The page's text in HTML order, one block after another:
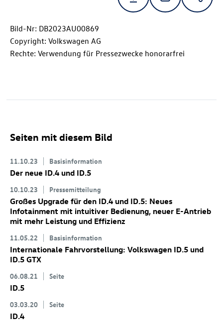
Bild-Nr: DB2023AU00869
Copyright: Volkswagen AG
Rechte: Verwendung für Pressezwecke honorarfrei
Seiten mit diesem Bild
11.10.23 Basisinformation
Der neue ID.4 und ID.5
10.10.23 Pressemitteilung
Großes Upgrade für den ID.4 und ID.5: Neues
Infotainment mit intuitiver Bedienung, neuer E-Antrieb
mit mehr Leistung und Effizienz
11.05.22 Basisinformation
Internationale Fahrvorstellung: Volkswagen ID.5 und
ID.5 GTX
06.08.21 Seite
ID.5
03.03.20 Seite
ID.4